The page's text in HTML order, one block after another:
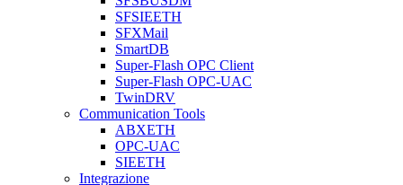
SFSIEETH
SFXMail
SmartDB
Super-Flash OPC Client
Super-Flash OPC-UAC
TwinDRV
Communication Tools
ABXETH
OPC-UAC
SIEETH
Integrazione